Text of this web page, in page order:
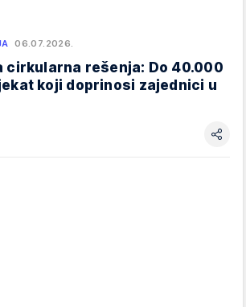
06.07.2026.
cirkularna rešenja: Do 40.000
koji doprinosi zajednici u